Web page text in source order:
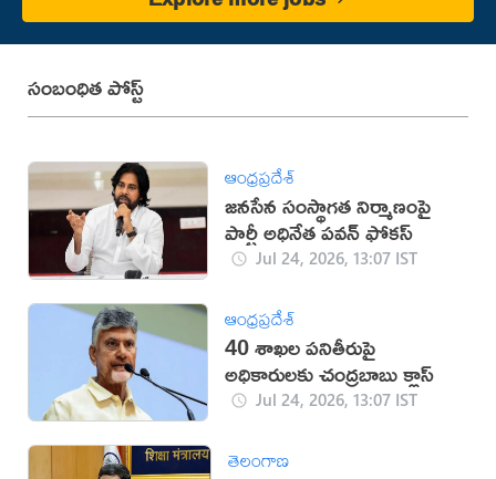
సంబంధిత పోస్ట్
ఆంధ్రప్రదేశ్
జనసేన సంస్థాగత నిర్మాణంపై
పార్టీ అధినేత పవన్‌ ఫోకస్‌
Jul 24, 2026, 13:07 IST
ఆంధ్రప్రదేశ్
40 శాఖల పనితీరుపై
అధికారులకు చంద్రబాబు క్లాస్
Jul 24, 2026, 13:07 IST
తెలంగాణ